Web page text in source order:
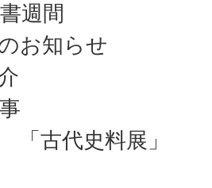
週間
お知らせ
古代史料展」